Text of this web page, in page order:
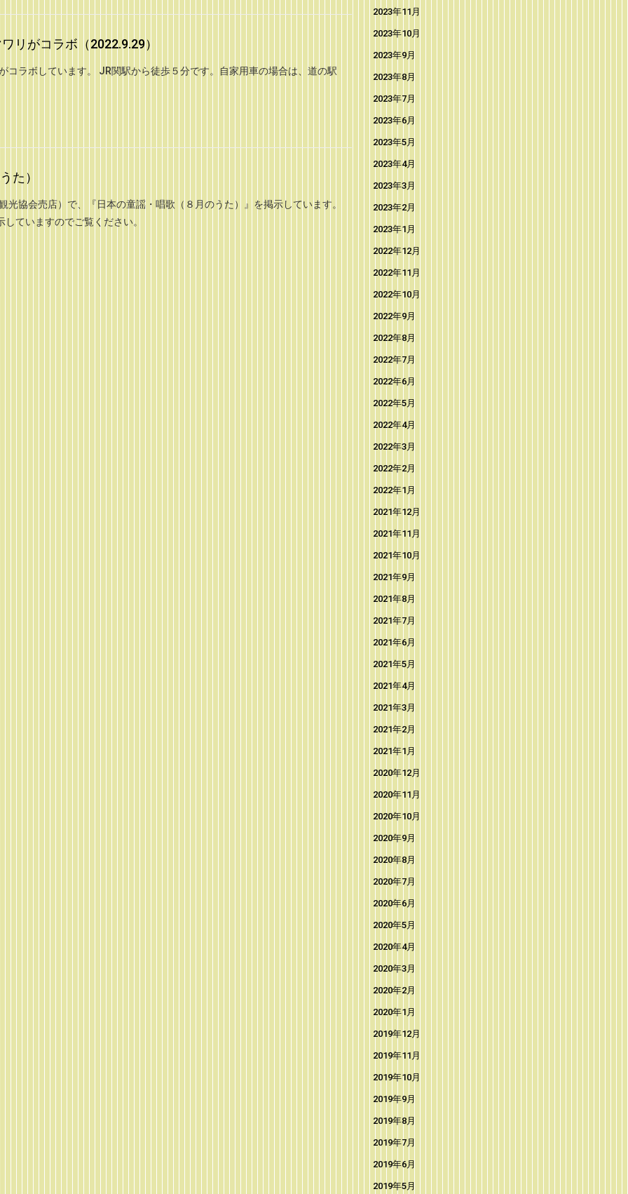
リがコラボ（2022.9.29）
コラボしています。 JR関駅から徒歩５分です。自家用車の場合は、道の駅
た）
光協会売店）で、『日本の童謡・唱歌（８月のうた）』を掲示しています。
ていますのでご覧ください。
2023年11月
2023年10月
2023年9月
2023年8月
2023年7月
2023年6月
2023年5月
2023年4月
2023年3月
2023年2月
2023年1月
2022年12月
2022年11月
2022年10月
2022年9月
2022年8月
2022年7月
2022年6月
2022年5月
2022年4月
2022年3月
2022年2月
2022年1月
2021年12月
2021年11月
2021年10月
2021年9月
2021年8月
2021年7月
2021年6月
2021年5月
2021年4月
2021年3月
2021年2月
2021年1月
2020年12月
2020年11月
2020年10月
2020年9月
2020年8月
2020年7月
2020年6月
2020年5月
2020年4月
2020年3月
2020年2月
2020年1月
2019年12月
2019年11月
2019年10月
2019年9月
2019年8月
2019年7月
2019年6月
2019年5月